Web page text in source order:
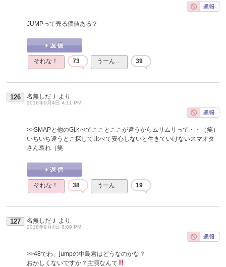
JUMPって売る価値ある？
それな！ 73 うーん… 39
126 名無しだＪ より
2016年9月4日 4:11 PM
>>SMAPと他のG比べてこことここが違うからムリムリって・・（笑）
いちいち違うとこ探して比べて安心しないと生きていけないスマオタ
さん哀れ（笑
それな！ 38 うーん… 19
127 名無しだＪ より
2016年9月4日 8:09 PM
>>48でわ、jumpの中島君はどうなのかな？
おかしくないですか？主演なんて